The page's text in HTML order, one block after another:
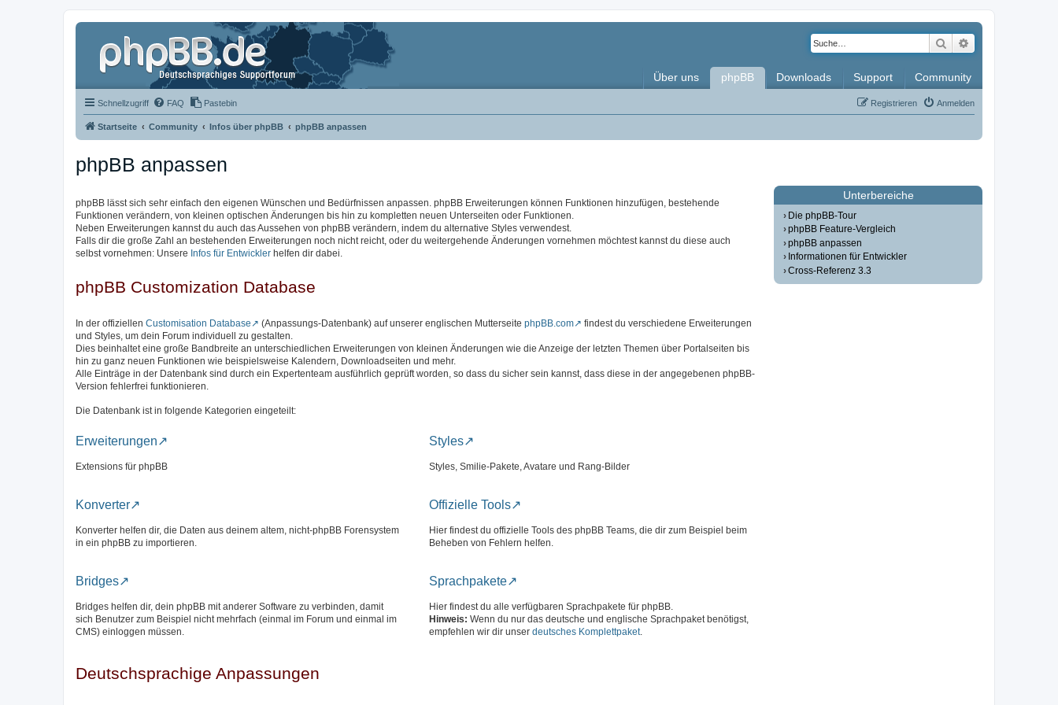
Suche
Über uns phpBB Downloads Support Community
Schnellzugriff FAQ Pastebin Anmelden
Registrieren
Startseite Community Infos über phpBB phpBB anpassen
phpBB anpassen
phpBB lässt sich sehr einfach den eigenen Wünschen und Bedürfnissen anpassen. phpBB Erweiterungen können Funktionen hinzufügen, bestehende
Funktionen verändern, von kleinen optischen Änderungen bis hin zu kompletten neuen Unterseiten oder Funktionen.
Neben Erweiterungen kannst du auch das Aussehen von phpBB verändern, indem du alternative Styles verwendest.
Falls dir die große Zahl an bestehenden Erweiterungen noch nicht reicht, oder du weitergehende Änderungen vornehmen möchtest kannst du diese auch
selbst vornehmen: Unsere Infos für Entwickler helfen dir dabei.
phpBB Customization Database
In der offiziellen Customisation Database (Anpassungs-Datenbank) auf unserer englischen Mutterseite phpBB.com
findest du verschiedene Erweiterungen
und Styles, um dein Forum individuell zu gestalten.
Dies beinhaltet eine große Bandbreite an unterschiedlichen Erweiterungen von kleinen Änderungen wie die Anzeige der letzten Themen über Portalseiten bis
hin zu ganz neuen Funktionen wie beispielsweise Kalendern, Downloadseiten und mehr.
Alle Einträge in der Datenbank sind durch ein Expertenteam ausführlich geprüft worden, so dass du sicher sein kannst, dass diese in der angegebenen phpBB-
Version fehlerfrei funktionieren.
Die Datenbank ist in folgende Kategorien eingeteilt:
Erweiterungen
Extensions für phpBB
Styles
Styles, Smilie-Pakete, Avatare und Rang-Bilder
Konverter
Konverter helfen dir, die Daten aus deinem altem, nicht-phpBB Forensystem
in ein phpBB zu importieren.
Offizielle Tools
Hier findest du offizielle Tools des phpBB Teams, die dir zum Beispiel beim
Beheben von Fehlern helfen.
Bridges
Bridges helfen dir, dein phpBB mit anderer Software zu verbinden, damit
sich Benutzer zum Beispiel nicht mehrfach (einmal im Forum und einmal im
CMS) einloggen müssen.
Sprachpakete
Hier findest du alle verfügbaren Sprachpakete für phpBB.
Hinweis: Wenn du nur das deutsche und englische Sprachpaket benötigst,
empfehlen wir dir unserdeutsches Komplettpaket.
Deutschsprachige Anpassungen
Unterbereiche
Die phpBB-Tour
phpBB Feature-Vergleich
phpBB anpassen
Informationen für Entwickler
Cross-Referenz 3.3